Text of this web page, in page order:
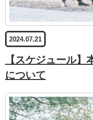
2024.07.21
【スケジュール
について